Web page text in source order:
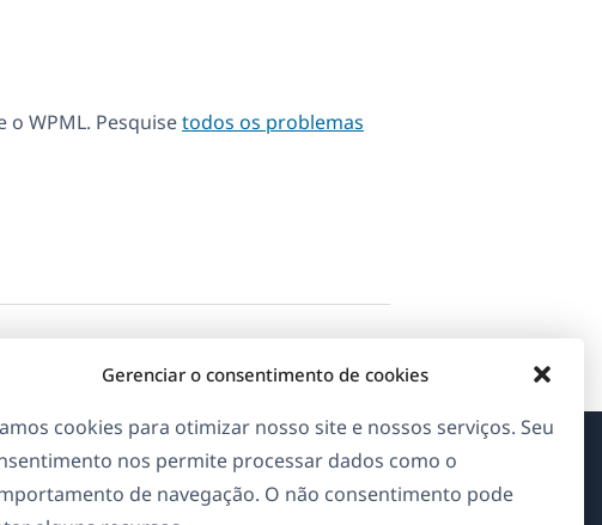
Gerenciar o consentimento de cookies
cookies para otimizar nosso site e nossos serviços. Seu
nos permite processar dados como o
de navegação. O não consentimento pode
WPML. Pesquisetodos os problemas
Sobre o WPML